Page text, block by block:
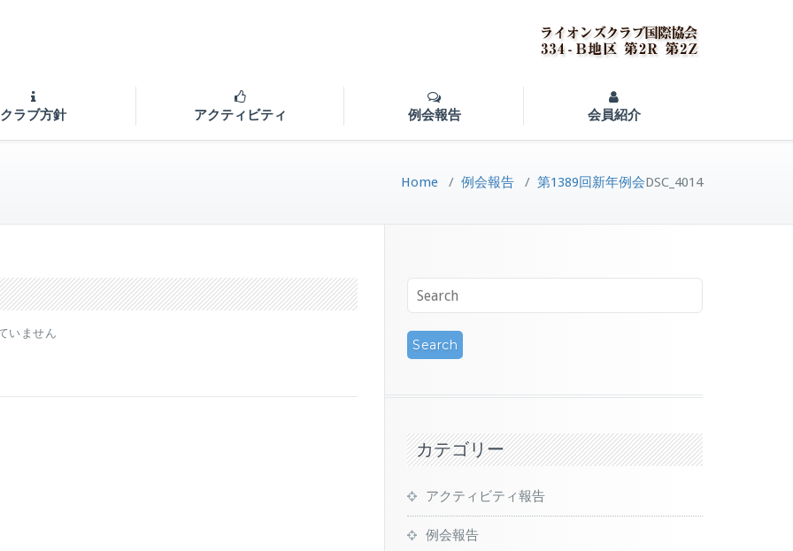
ラブ方針 アクティビティ 例会報告 会員紹介
Home / 例会報告 / 第1389回新年例会DSC_4014
いません
カテゴリー
アクティビティ報告
例会報告